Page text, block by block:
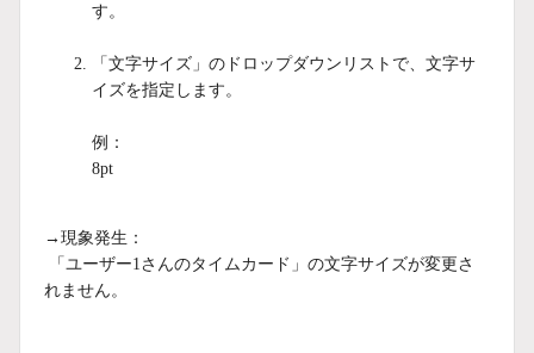
す。
「文字サイズ」のドロップダウンリストで、文字サ
イズを指定します。
例：
8pt
→現象発生：
「ユーザー1さんのタイムカード」の文字サイズが変更さ
れません。